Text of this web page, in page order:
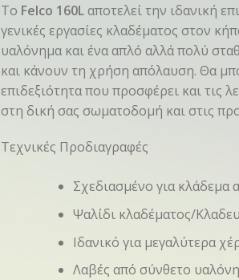
Το Felco 160Lαποτελεί την ιδανική
γενικές εργασίες κλαδέματος στον
υαλόνημα και ένα απλό αλλά πολύ
και κάνουν τη χρήση απόλαυση. Θα
επιδεξιότητα που προσφέρει και τις
στη δική σας σωματοδομή και στις
Τεχνικές Προδιαγραφές
Σχεδιασμένο για κλάδεμα
Ψαλίδι κλαδέματος/
Ιδανικό για μεγαλύτερα
Λαβές από σύνθετο